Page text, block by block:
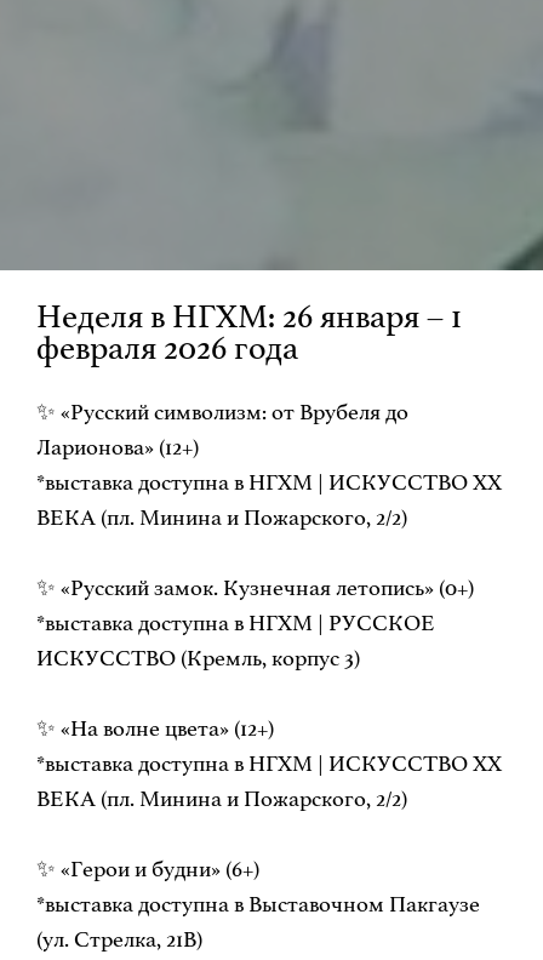
Неделя в НГХМ: 26 января – 1
февраля 2026 года
✨ «Русский символизм: от Врубеля до
Ларионова» (12+)
*выставка доступна в НГХМ | ИСКУССТВО ХХ
ВЕКА (пл. Минина и Пожарского, 2/2)
✨ «Русский замок. Кузнечная летопись» (0+)
*выставка доступна в НГХМ | РУССКОЕ
ИСКУССТВО (Кремль, корпус 3)
✨ «На волне цвета» (12+)
*выставка доступна в НГХМ | ИСКУССТВО ХХ
ВЕКА (пл. Минина и Пожарского, 2/2)
✨ «Герои и будни» (6+)
*выставка доступна в Выставочном Пакгаузе
(ул. Стрелка, 21В)